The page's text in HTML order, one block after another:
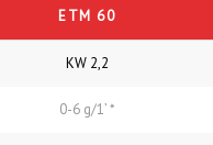
ETM 60
KW 2,2
0-6 g/1’ *